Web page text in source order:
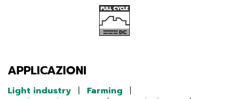
APPLICAZIONI
Light industry | Farming
|